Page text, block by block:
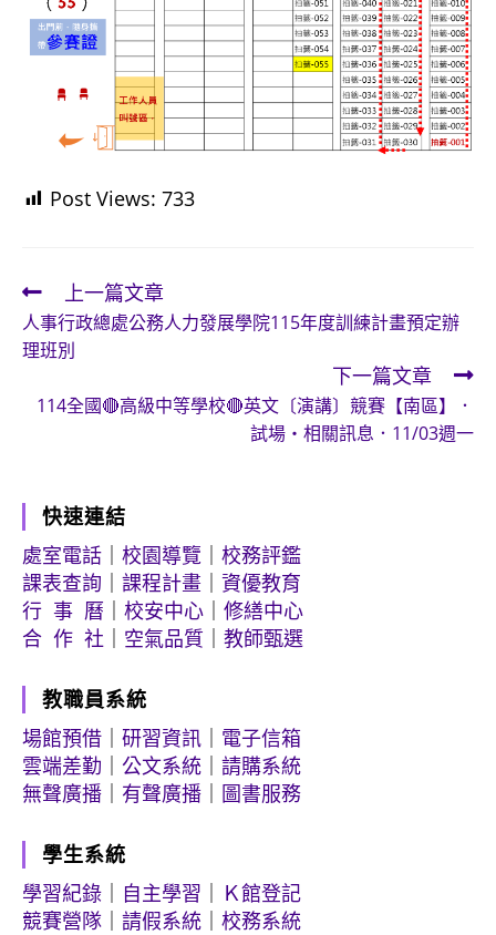
Post Views: 733
Read
more
articles
上一篇文章
人事行政總處公務人力發展學院115年度訓練計畫預定辦
理班別
下一篇文章
114全國🔴高級中等學校🔴英文〔演講〕競賽【南區】．
試場・相關訊息．11/03週一
快速連結
處室電話
校園導覽
校務評鑑
課表查詢
課程計畫
資優教育
行 事 曆
校安中心
修繕中心
合 作 社
空氣品質 教師甄選
教職員系統
場館預借
研習資訊
電子信箱
雲端差勤
公文系統
請購系統
無聲廣播
有聲廣播 圖書服務
學生系統
學習紀錄
自主學習
Ｋ館登記
競賽營隊
請假系統 校務系統